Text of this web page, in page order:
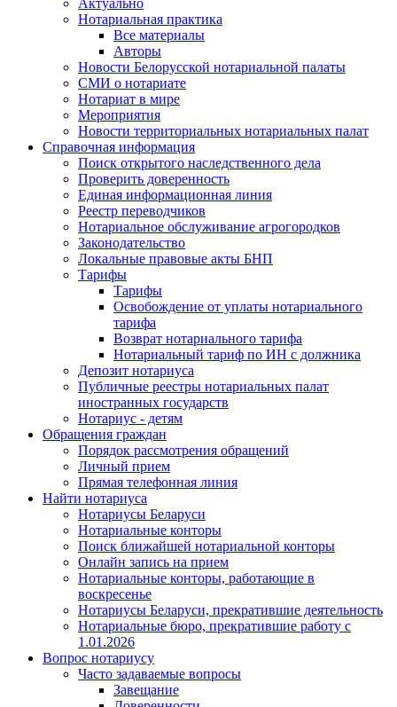
Нотариальная практика
Все материалы
Авторы
Новости Белорусской нотариальной палаты
СМИ о нотариате
Нотариат в мире
Мероприятия
Новости территориальных нотариальных палат
Справочная информация
Поиск открытого наследственного дела
Проверить доверенность
Единая информационная линия
Реестр переводчиков
Нотариальное обслуживание агрогородков
Законодательство
Локальные правовые акты БНП
Тарифы
Тарифы
Освобождение от уплаты нотариального
тарифа
Возврат нотариального тарифа
Нотариальный тариф по ИН с должника
Депозит нотариуса
Публичные реестры нотариальных палат
иностранных государств
Нотариус - детям
Обращения граждан
Порядок рассмотрения обращений
Личный прием
Прямая телефонная линия
Найти нотариуса
Нотариусы Беларуси
Нотариальные конторы
Поиск ближайшей нотариальной конторы
Онлайн запись на прием
Нотариальные конторы, работающие в
воскресенье
Нотариусы Беларуси, прекратившие деятельность
Нотариальные бюро, прекратившие работу с
1.01.2026
Вопрос нотариусу
Часто задаваемые вопросы
Завещание